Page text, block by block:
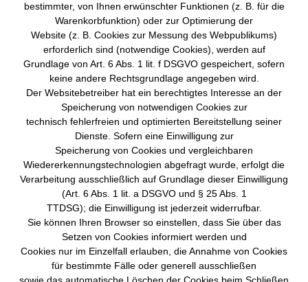
bestimmter, von Ihnen erwünschter Funktionen (z. B. für die
Warenkorbfunktion) oder zur Optimierung der
Website (z. B. Cookies zur Messung des Webpublikums)
erforderlich sind (notwendige Cookies), werden auf
Grundlage von Art. 6 Abs. 1 lit. f DSGVO gespeichert, sofern
keine andere Rechtsgrundlage angegeben wird.
Der Websitebetreiber hat ein berechtigtes Interesse an der
Speicherung von notwendigen Cookies zur
technisch fehlerfreien und optimierten Bereitstellung seiner
Dienste. Sofern eine Einwilligung zur
Speicherung von Cookies und vergleichbaren
Wiedererkennungstechnologien abgefragt wurde, erfolgt die
Verarbeitung ausschließlich auf Grundlage dieser Einwilligung
(Art. 6 Abs. 1 lit. a DSGVO und § 25 Abs. 1
TTDSG); die Einwilligung ist jederzeit widerrufbar.
Sie können Ihren Browser so einstellen, dass Sie über das
Setzen von Cookies informiert werden und
Cookies nur im Einzelfall erlauben, die Annahme von Cookies
für bestimmte Fälle oder generell ausschließen